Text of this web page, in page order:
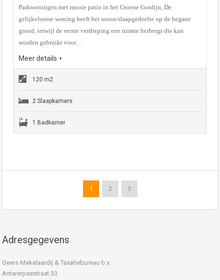
Parkwoningen met mooie patio in het Groene Gordijn, De
gelijkvloerse woning heeft het woon/slaapgedeelte op de begane
grond, terwijl de eerste verdieping een ruimte herbergt die kan
worden gebruikt voor…
Meer details
120 m2
2 Slaapkamers
1 Badkamer
1 2 3
Adresgegevens
Geers Makelaardij & Taxatiebureau b.v.
Antwerpsestraat 33